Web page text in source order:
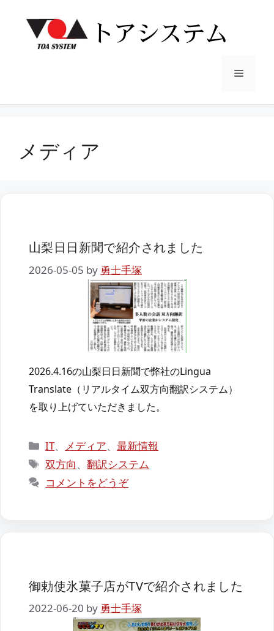
メ
メディア
山梨日日新聞で紹介されました
2026-05-05 by 勇士手塚
2026.4.16の山梨日日新聞で弊社のLingua
Translate（リアルタイム双方向翻訳システム）
を取り上げていただきました。
カ
テ
リ
IT、 メディア、最新情報
タ
グ
双方向、翻訳システム
コメントをどうぞ
御勅使氷菓子店がTVで紹介されました
2022-06-20 by 勇士手塚